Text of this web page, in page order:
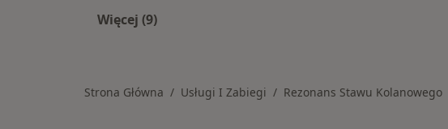
Więcej (9)
Strona Główna Usługi I Zabiegi Rezonans Stawu Kolanowego